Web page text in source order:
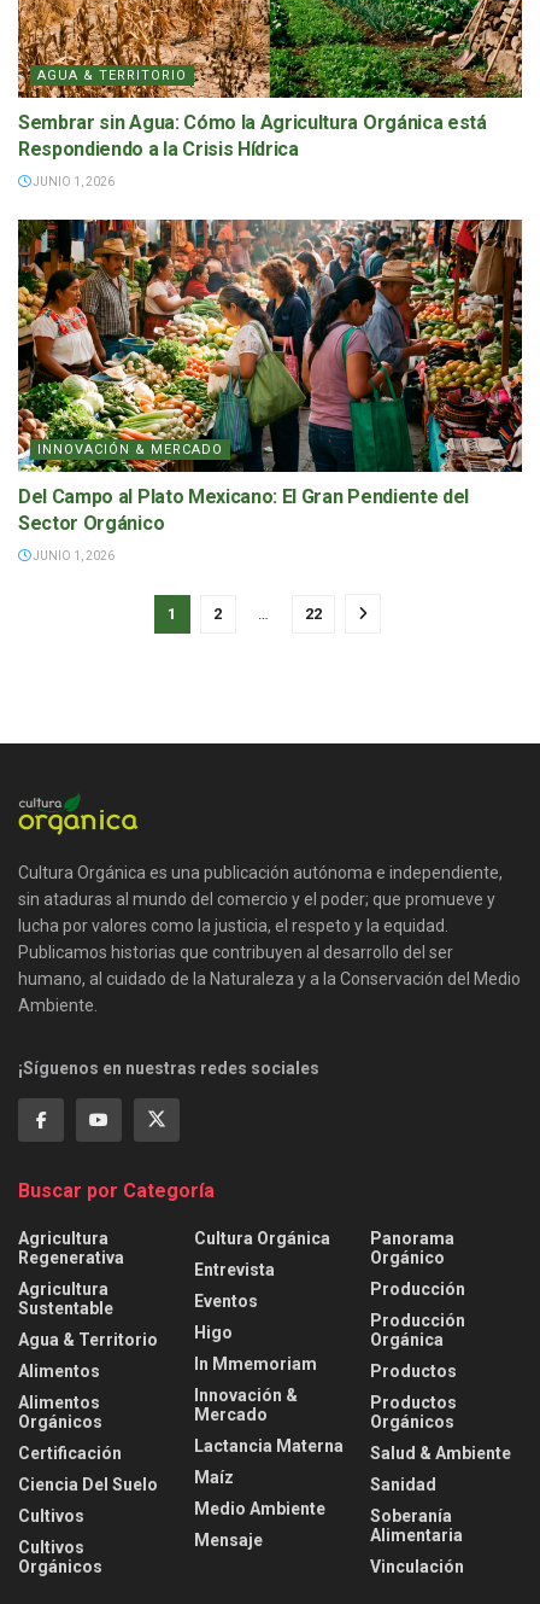
AGUA & TERRITORIO
Sembrar sin Agua: Cómo la Agricultura Orgánica está
Respondiendo a la Crisis Hídrica
JUNIO 1, 2026
INNOVACIÓN & MERCADO
Del Campo al Plato Mexicano: El Gran Pendiente del
Sector Orgánico
JUNIO 1, 2026
1 2 22
Cultura Orgánica es una publicación autónoma e independiente,
sin ataduras al mundo del comercio y el poder; que promueve y
lucha por valores como la justicia, el respeto y la equidad.
Publicamos historias que contribuyen al desarrollo del ser
humano, al cuidado de la Naturaleza y a la Conservación del Medio
Ambiente.
¡Síguenos en nuestras redes sociales
Buscar por Categoría
Agricultura
Regenerativa
Agricultura
Sustentable
Agua & Territorio
Alimentos
Alimentos
Orgánicos
Certificación
Ciencia Del Suelo
Cultivos
Cultivos
Orgánicos
Cultura Orgánica
Entrevista
Eventos
Higo
In Mmemoriam
Innovación &
Mercado
Lactancia Materna
Maíz
Medio Ambiente
Mensaje
Panorama
Orgánico
Producción
Producción
Orgánica
Productos
Productos
Orgánicos
Salud & Ambiente
Sanidad
Soberanía
Alimentaria
Vinculación